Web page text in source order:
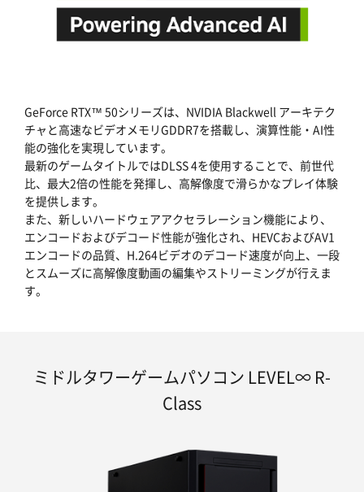
GeForce RTX™ 50シリーズは、NVIDIA Blackwell アーキテク
チャと高速なビデオメモリGDDR7を搭載し、演算性能・AI性
能の強化を実現しています。
最新のゲームタイトルではDLSS 4を使用することで、前世代
比、最大2倍の性能を発揮し、高解像度で滑らかなプレイ体験
を提供します。
また、新しいハードウェアアクセラレーション機能により、
エンコードおよびデコード性能が強化され、HEVCおよびAV1
エンコードの品質、H.264ビデオのデコード速度が向上、一段
とスムーズに高解像度動画の編集やストリーミングが行えま
す。
ミドルタワーゲームパソコン LEVEL∞ R-
Class